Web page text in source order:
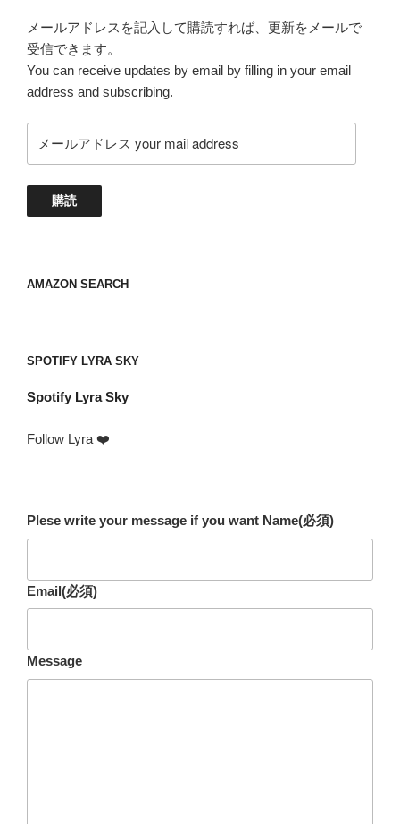
メールアドレスを記入して購読すれば、更新をメールで
受信できます。
You can receive updates by email by filling in your email
address and subscribing.
ー
ド
your
購読
AMAZON SEARCH
SPOTIFY LYRA SKY
Spotify Lyra Sky
Follow Lyra ❤️
Plese write your message if you want Name(必須)
Email(必須)
Message